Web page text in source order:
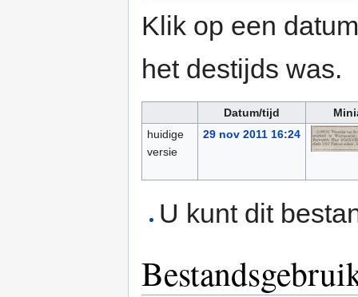
Klik op een
het destijds was.
Datum/tijd
huidige
versie
29 nov 2011 16:24
U kunt dit